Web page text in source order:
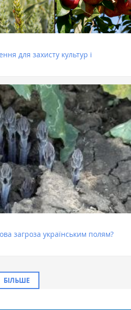
для захисту культур і
загроза українським полям?
БІЛЬШЕ